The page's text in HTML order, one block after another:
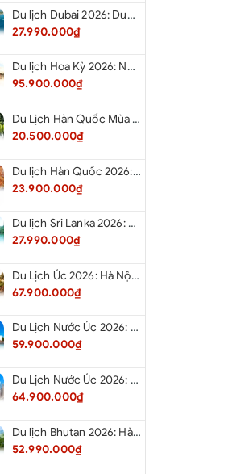
Du lịch Dubai 2026: Dubai - Safari - Abu Dhabi
27.990.000₫
Du lịch Hoa Kỳ 2026: New York - Philadelphia - Delaware - Washington D.C. - Las Vegas - Red Rock Canyon - Quận Cam - Santa Monica - Hollywood - San Diego - Los Angeles.
95.900.000₫
Du Lịch Hàn Quốc Mùa Hè 2026: Hà Nội - Busan - Gyeongju - Seoul - Đảo Nami - Tàu Điện Ven Biển Haeundae - Cầu Kính Oryukdo - Làng Văn Hóa Huinnyeoul
20.500.000₫
Du lịch Hàn Quốc 2026: Hà Nội - Busan - Gyeongju - Seoul - Đảo Nami - Tàu Điện Ven Biển Haeundae - Cỏ Hồng Muhly - Làng Văn Hóa Huinnyeoul
23.900.000₫
Du lịch Sri Lanka 2026: Colombo - Negombo - Pinnawala - Kandy - Kalutara - Nuwara - Eliya
27.990.000₫
Du Lịch Úc 2026: Hà Nội - Sydney- Canberra - Melbourne - Hà Nội
67.900.000₫
Du Lịch Nước Úc 2026: Hà Nội - Sydney- Canberra - Melbourne - Hà Nội
59.900.000₫
Du Lịch Nước Úc 2026: Hà Nội - Melbourne - Canberra - Sydney - Hà Nội
64.900.000₫
Du lịch Bhutan 2026: Hà Nội - Bhutan - Paro - Thimphu - Punakha
52.990.000₫